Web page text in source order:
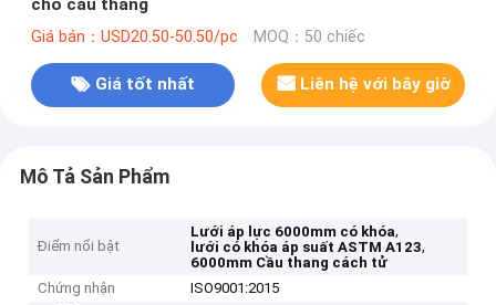
cho cầu thang
Giá bán：USD20.50-50.50/pc MOQ：50 chiếc
Giá tốt nhất Liên hệ với bây giờ
Mô Tả Sản Phẩm
Điểm nổi bật
Lưới áp lực 6000mm có khóa,
lưới có khóa áp suất ASTM A123,
6000mm Cầu thang cách tử
Chứng nhận
ISO9001:2015